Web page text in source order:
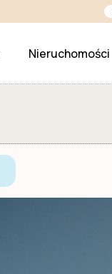
Nieruchomości